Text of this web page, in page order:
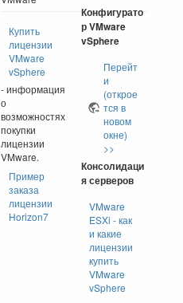
Конфигурато
р VMware
vSphere
Перейт
и
(открое
тся в
новом
окне)
>>
Консолидаци
я серверов
VMware
ESXi - как
и какие
лицензии
купить
VMware
vSphere
Купить
лицензии
VMware
vSphere
- информация
о
возможностях
покупки
лицензии
VMware.
Пример
заказа
лицензии
Horizon7